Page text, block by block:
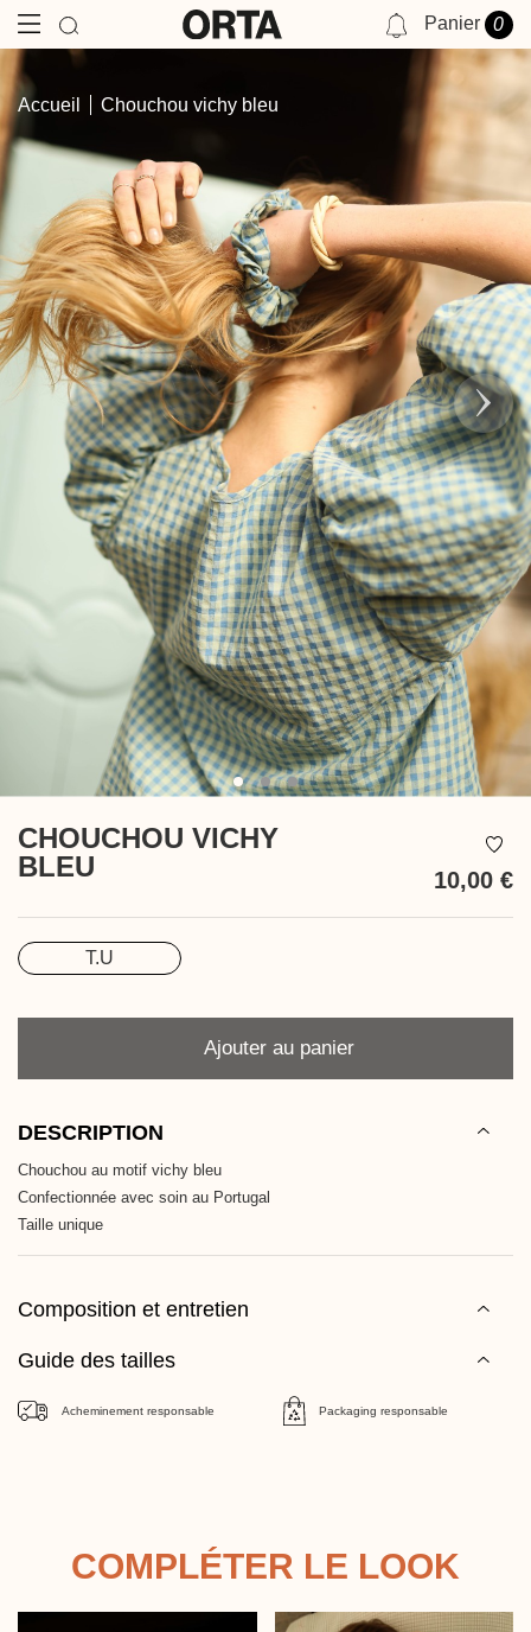
NOTIFICATIONS
VOUS N'AVEZ AUCUNE NOTIFICATION POUR LE MOMENT.
Panier 0
Accueil Chouchou vichy bleu
CHOUCHOU VICHY
BLEU
10,00 €
Taille
T.U
Ajouter au panier
DESCRIPTION
Chouchou au motif vichy bleu
Confectionnée avec soin au Portugal
Taille unique
Composition et entretien
Guide des tailles
Acheminement responsable Packaging responsable
COMPLÉTER LE LOOK